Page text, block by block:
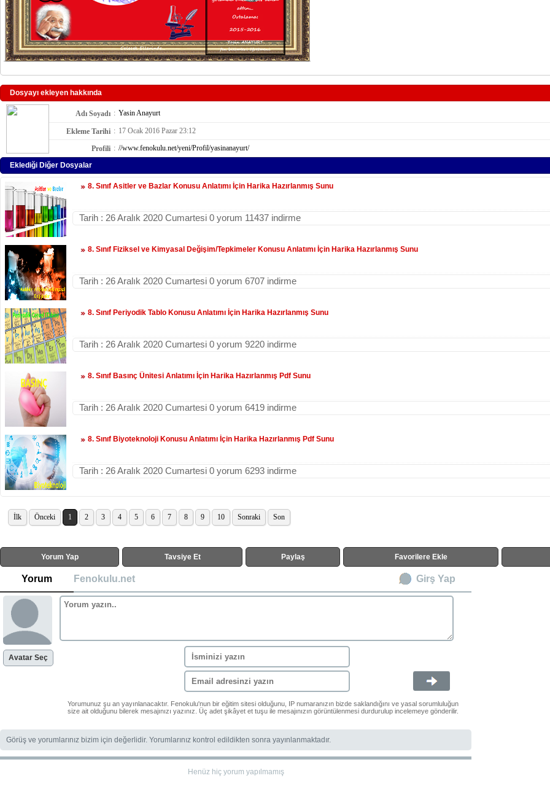
Dosyayı ekleyen hakkında
Adı Soyadı : Yasin Anayurt
Ekleme Tarihi : 17 Ocak 2016 Pazar 23:12
Profili : //www.fenokulu.net/yeni/Profil/yasinanayurt/
Eklediği Diğer Dosyalar
8. Sınıf Asitler ve Bazlar Konusu Anlatımı İçin Harika Hazırlanmış Sunu
Tarih : 26 Aralık 2020 Cumartesi 0 yorum 11437 indirme
8. Sınıf Fiziksel ve Kimyasal Değişim/Tepkimeler Konusu Anlatımı İçin Harika Hazırlanmış Sunu
Tarih : 26 Aralık 2020 Cumartesi 0 yorum 6707 indirme
8. Sınıf Periyodik Tablo Konusu Anlatımı İçin Harika Hazırlanmış Sunu
Tarih : 26 Aralık 2020 Cumartesi 0 yorum 9220 indirme
8. Sınıf Basınç Ünitesi Anlatımı İçin Harika Hazırlanmış Pdf Sunu
Tarih : 26 Aralık 2020 Cumartesi 0 yorum 6419 indirme
8. Sınıf Biyoteknoloji Konusu Anlatımı İçin Harika Hazırlanmış Pdf Sunu
Tarih : 26 Aralık 2020 Cumartesi 0 yorum 6293 indirme
İlk Önceki 1 2 3 4 5 6 7 8 9 10 Sonraki Son
Yorum Yap Tavsiye Et Paylaş Favorilere Ekle
Yorum Fenokulu.net Girş Yap
Avatar Seç
Yorumunuz şu an yayınlanacaktır. Fenokulu'nun bir eğitim sitesi olduğunu, IP numaranızın bizde saklandığını ve yasal sorumluluğun
size ait olduğunu bilerek mesajınızı yazınız. Üç adet şikâyet et tuşu ile mesajınızın görüntülenmesi durdurulup incelemeye gönderilir.
Görüş ve yorumlarınız bizim için değerlidir. Yorumlarınız kontrol edildikten sonra yayınlanmaktadır.
Henüz hiç yorum yapılmamış